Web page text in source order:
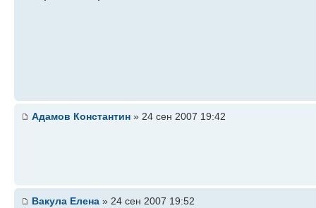
Адамов Константин » 24 сен 2007 19:42
Вакула Елена » 24 сен 2007 19:52